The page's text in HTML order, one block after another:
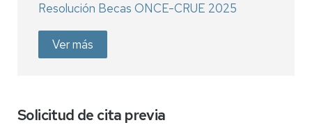
Resolución Becas ONCE-CRUE 2025
Ver más
Solicitud de cita previa